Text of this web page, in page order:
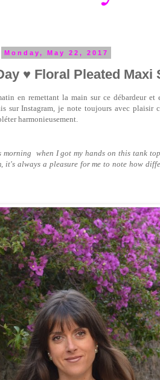
Monday, May 22, 2017
♥ Floral Pleated
en remettant la main sur ce débardeur et
Instagram, je note toujours avec plaisir
harmonieusement.
when I got my hands on this tank
always a pleasure for me to note how